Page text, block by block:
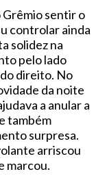
Grêmio sentir o
controlar ainda
solidez na
pelo lado
direito. No
da noite
a anular a
também
surpresa.
arriscou
marcou.